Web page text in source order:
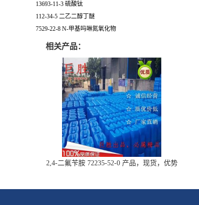
13693-11-3 硫酸钛
112-34-5 二乙二醇丁醚
7529-22-8 N-甲基吗啉氮氧化物
相关产品：
2,4-二氟苄胺 72235-52-0 产品，现货，优势